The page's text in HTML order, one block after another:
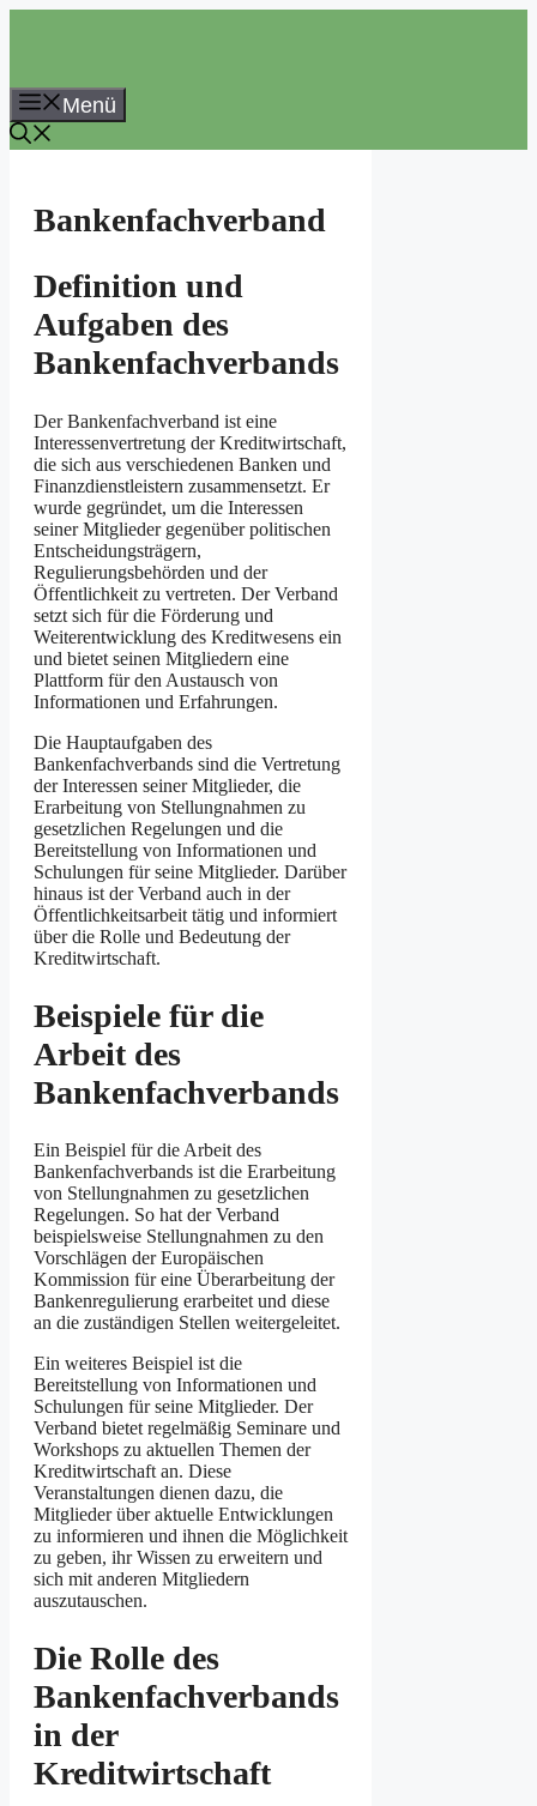
Menü
Bankenfachverband
Definition und
Aufgaben des
Bankenfachverbands
Der Bankenfachverband ist eine
Interessenvertretung der Kreditwirtschaft,
die sich aus verschiedenen Banken und
Finanzdienstleistern zusammensetzt. Er
wurde gegründet, um die Interessen
seiner Mitglieder gegenüber politischen
Entscheidungsträgern,
Regulierungsbehörden und der
Öffentlichkeit zu vertreten. Der Verband
setzt sich für die Förderung und
Weiterentwicklung des Kreditwesens ein
und bietet seinen Mitgliedern eine
Plattform für den Austausch von
Informationen und Erfahrungen.
Die Hauptaufgaben des
Bankenfachverbands sind die Vertretung
der Interessen seiner Mitglieder, die
Erarbeitung von Stellungnahmen zu
gesetzlichen Regelungen und die
Bereitstellung von Informationen und
Schulungen für seine Mitglieder. Darüber
hinaus ist der Verband auch in der
Öffentlichkeitsarbeit tätig und informiert
über die Rolle und Bedeutung der
Kreditwirtschaft.
Beispiele für die
Arbeit des
Bankenfachverbands
Ein Beispiel für die Arbeit des
Bankenfachverbands ist die Erarbeitung
von Stellungnahmen zu gesetzlichen
Regelungen. So hat der Verband
beispielsweise Stellungnahmen zu den
Vorschlägen der Europäischen
Kommission für eine Überarbeitung der
Bankenregulierung erarbeitet und diese
an die zuständigen Stellen weitergeleitet.
Ein weiteres Beispiel ist die
Bereitstellung von Informationen und
Schulungen für seine Mitglieder. Der
Verband bietet regelmäßig Seminare und
Workshops zu aktuellen Themen der
Kreditwirtschaft an. Diese
Veranstaltungen dienen dazu, die
Mitglieder über aktuelle Entwicklungen
zu informieren und ihnen die Möglichkeit
zu geben, ihr Wissen zu erweitern und
sich mit anderen Mitgliedern
auszutauschen.
Die Rolle des
Bankenfachverbands
in der
Kreditwirtschaft